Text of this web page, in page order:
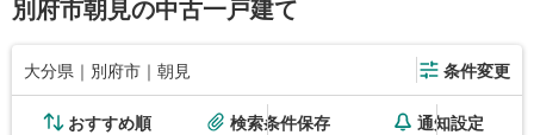
別府市朝見の中古一戸建て
大分県｜別府市｜朝見 条件変更
おすすめ順 検索条件保存 通知設定